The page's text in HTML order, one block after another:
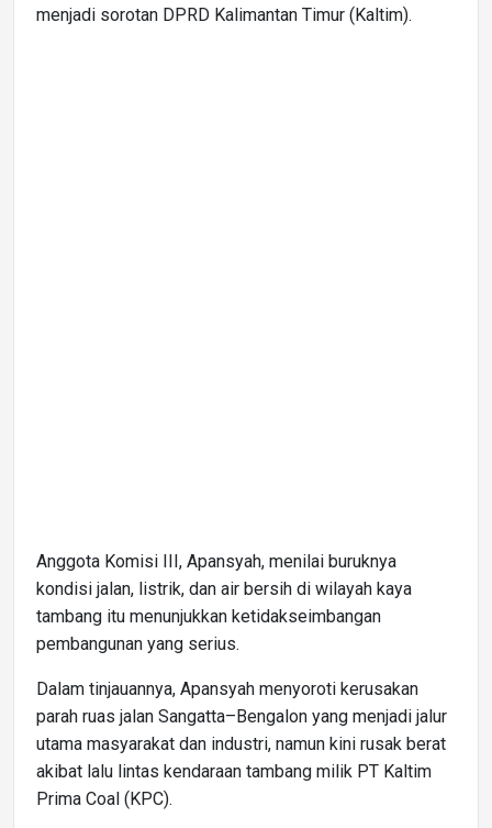
menjadi sorotan DPRD Kalimantan Timur (Kaltim).
Anggota Komisi III, Apansyah, menilai buruknya
kondisi jalan, listrik, dan air bersih di wilayah kaya
tambang itu menunjukkan ketidakseimbangan
pembangunan yang serius.
Dalam tinjauannya, Apansyah menyoroti kerusakan
parah ruas jalan Sangatta–Bengalon yang menjadi jalur
utama masyarakat dan industri, namun kini rusak berat
akibat lalu lintas kendaraan tambang milik PT Kaltim
Prima Coal (KPC).